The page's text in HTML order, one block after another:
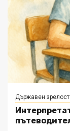
Държавен